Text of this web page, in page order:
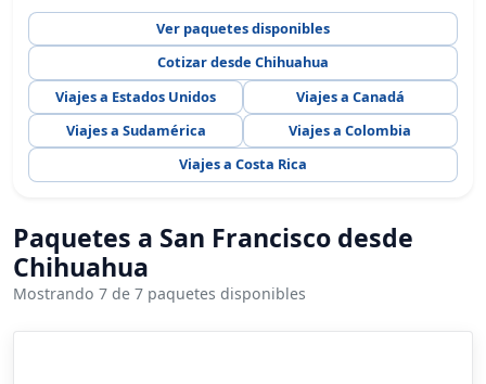
Ver paquetes disponibles
Cotizar desde Chihuahua
Viajes a Estados Unidos
Viajes a Canadá
Viajes a Sudamérica
Viajes a Colombia
Viajes a Costa Rica
Paquetes a San Francisco desde
Chihuahua
Mostrando 7 de 7 paquetes disponibles